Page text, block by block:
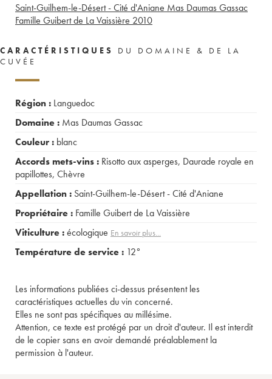
Saint-Guilhem-le-Désert - Cité d'Aniane Mas Daumas Gassac
Famille Guibert de La Vaissière 2010
CARACTÉRISTIQUES
DU DOMAINE & DE LA
CUVÉE
Région : Languedoc
Domaine : Mas Daumas Gassac
Couleur : blanc
Accords mets-vins : Risotto aux asperges, Daurade royale en
papillottes, Chèvre
Appellation : Saint-Guilhem-le-Désert - Cité d'Aniane
Propriétaire : Famille Guibert de La Vaissière
Viticulture :écologique En savoir plus...
Température de service : 12°
Les informations publiées ci-dessus présentent les
caractéristiques actuelles du vin concerné.
Elles ne sont pas spécifiques au millésime.
Attention, ce texte est protégé par un droit d'auteur. Il est interdit
de le copier sans en avoir demandé préalablement la
permission à l'auteur.